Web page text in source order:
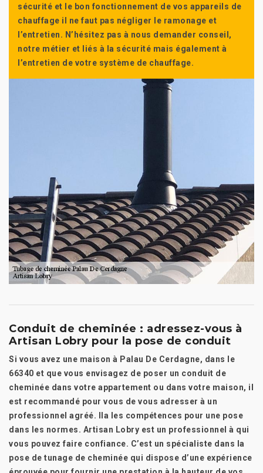
sécurité et le bon fonctionnement de vos appareils de
chauffage il ne faut pas négliger le ramonage et
l’entretien. N’hésitez pas à nous demander conseil,
notre métier et liés à la sécurité mais également à
l’entretien de votre système de chauffage.
Conduit de cheminée : adressez-vous à
Artisan Lobry pour la pose de conduit
Si vous avez une maison à Palau De Cerdagne, dans le
66340 et que vous envisagez de poser un conduit de
cheminée dans votre appartement ou dans votre maison, il
est recommandé pour vous de vous adresser à un
professionnel agréé. Ila les compétences pour une pose
dans les normes. Artisan Lobry est un professionnel à qui
vous pouvez faire confiance. C’est un spécialiste dans la
pose de tunage de cheminée qui dispose d’une expérience